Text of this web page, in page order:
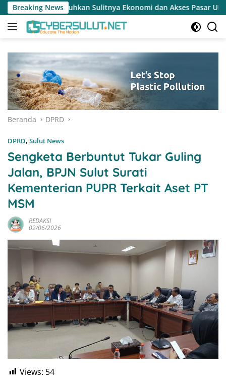
Langsung
ke
konten
Breaking News
Ekonomi dan Akses Pasar UMKM Terapkan Reses
Beranda DPRD
DPRD, Sulut News
Sengketa Berbuntut Tukar Guling
Jalan, BPJN Sulut Surati
Kementerian PUPR Terkait Aset PT
MSM
REDAKSI
02/06/2026
Views: 54